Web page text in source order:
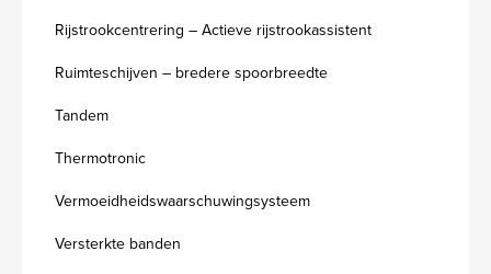
Rijstrookcentrering – Actieve rijstrookassistent
Ruimteschijven – bredere spoorbreedte
Tandem
Thermotronic
Vermoeidheidswaarschuwingsysteem
Versterkte banden